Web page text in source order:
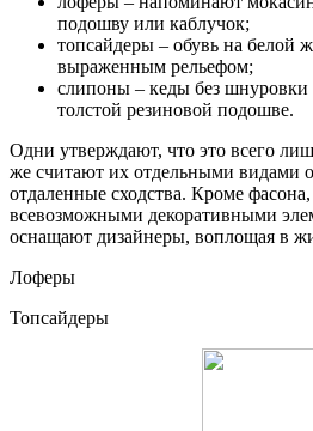
подошву или каблучок;
топсайдеры – обувь на белой
выраженным рельефом;
слипоны – кеды без шнуровки
толстой резиновой подошве.
Одни утверждают, что это всего
же считают их отдельными
отдаленные сходства. Кроме
всевозможными декоративными
оснащают дизайнеры, воплощая в
Лоферы
Топсайдеры